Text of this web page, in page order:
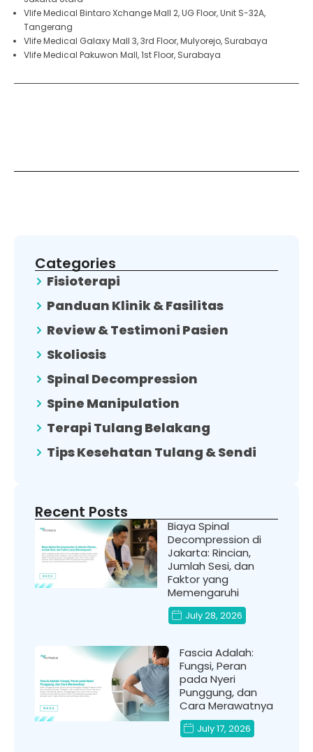
Vlife Medical Bintaro Xchange Mall 2, UG Floor, Unit S-32A,
Tangerang
Vlife Medical Galaxy Mall 3, 3rd Floor, Mulyorejo, Surabaya
Vlife Medical Pakuwon Mall, 1st Floor, Surabaya
Categories
Fisioterapi
Panduan Klinik & Fasilitas
Review & Testimoni Pasien
Skoliosis
Spinal Decompression
Spine Manipulation
Terapi Tulang Belakang
Tips Kesehatan Tulang & Sendi
Recent Posts
Biaya Spinal
Decompression di
Jakarta: Rincian,
Jumlah Sesi, dan
Faktor yang
Memengaruhi
July 28, 2026
Fascia Adalah:
Fungsi, Peran
pada Nyeri
Punggung, dan
Cara Merawatnya
July 17, 2026